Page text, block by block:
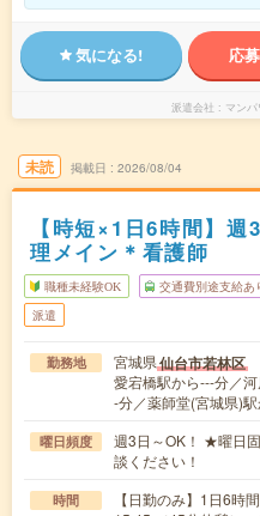
気になる! 応
派遣会社 マン
未読 掲載日 2026/08/04
【時短×1日6時間】
理メイン＊看護師
職種未経験OK 交通費別途支給あ
派遣
勤務地 宮城県仙台市若林区
愛宕橋駅から---分／
-分／薬師堂(宮城県)
曜日頻度
週3日～OK！ ★曜日
談ください！
時間
【日勤のみ】1日6